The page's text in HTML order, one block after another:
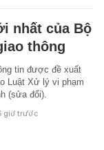
nhất của Bộ
thông
tin được đề xuất
Luật Xử lý vi phạm
(sửa đổi).
giờ trước